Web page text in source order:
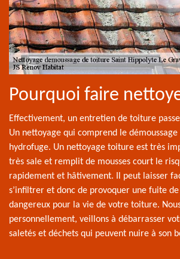
Pourquoi faire
Effectivement, un entretien de toiture
Un nettoyage qui comprend le
hydrofuge. Un nettoyage toiture est très
très sale et remplit de mousses court le
rapidement et hâtivement. Il peut laisser
s’infiltrer et donc de provoquer une fuite
dangereux pour la vie de votre toiture.
personnellement, veillons à débarrasser
saletés et déchets qui peuvent nuire à son